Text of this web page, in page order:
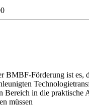
BMBF-Förderung ist es,
Bereich in die praktische
müssen